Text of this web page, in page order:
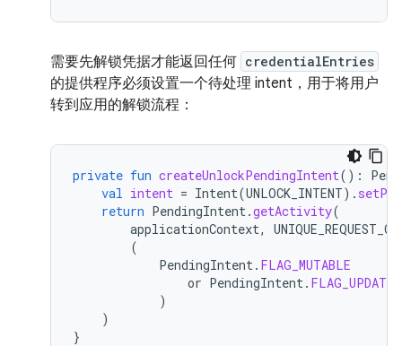
需要先解锁凭据才能返回任何 credentialEntries
的提供程序必须设置一个待处理 intent，用于将用户
转到应用的解锁流程：
private fun createUnlockPendingIntent():
val intent = Intent(UNLOCK_INTENT).
return PendingIntent.getActivity(
applicationContext,
(
PendingIntent. FLAG_MUTABLE
or PendingIntent.
)
)
}